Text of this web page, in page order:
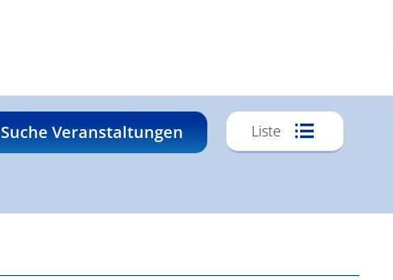
Suche Veranstaltungen Liste